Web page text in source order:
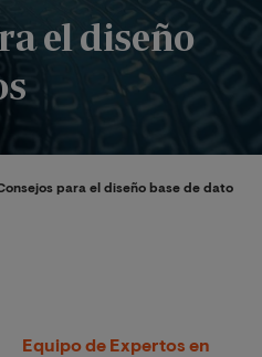
el diseño
para el diseño base de datos
Equipo de Expertos en